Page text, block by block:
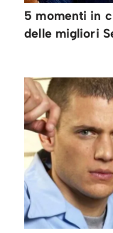
5 momenti in
delle migliori